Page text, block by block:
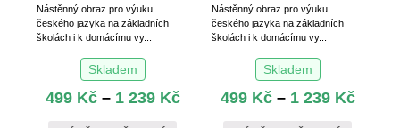
Nástěnný obraz pro výuku
českého jazyka na základních
školách i k domácímu vy...
Skladem
499 Kč– 1 239 Kč
Nástěnný obraz pro výuku
českého jazyka na základních
školách i k domácímu vy...
Skladem
499 Kč– 1 239 Kč